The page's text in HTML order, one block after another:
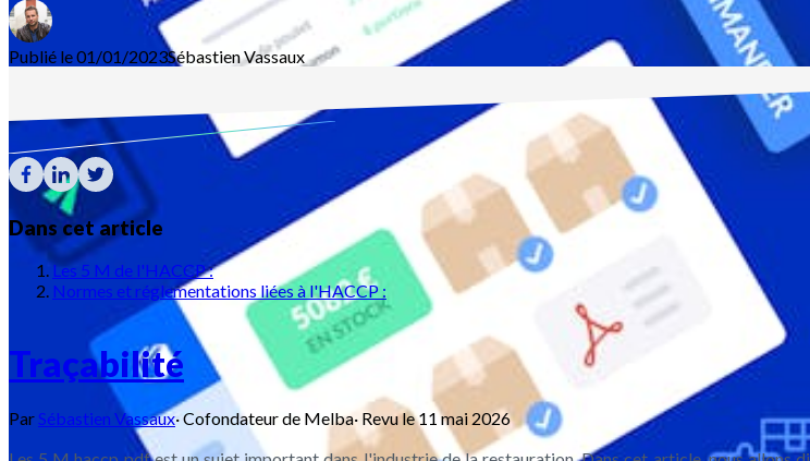
Publié le 01/01/2023SébastienVassaux
Dans cet article
Les 5 M de l'HACCP :
Normes et réglementations liées à l'HACCP :
Traçabilité
ParSébastien Vassaux·Cofondateur de Melba· Revu le11 mai 2026